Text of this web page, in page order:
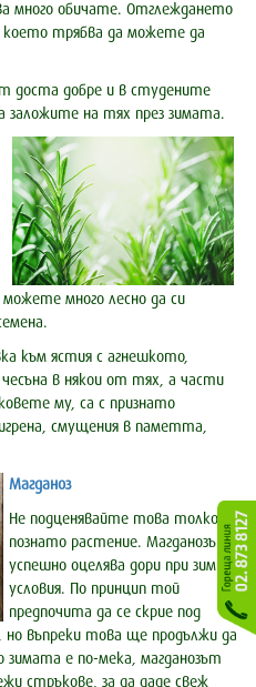
много обичате. Отглеждането
което трябва да можете да
доста добре и в студените
заложите на тях през зимата.
много лесно да си
към ястия с агнешкото,
в някои от тях, а части
му, са с признато
смущения в паметта,
Магданоз
Не подценявайте това толкова
познато растение. Магданозът
успешно оцелява дори при зимни
условия. По принцип той
предпочита да се скрие под
въпреки това ще продължи да
зимата е по-мека, магданозът
стръкове, за да даде свеж